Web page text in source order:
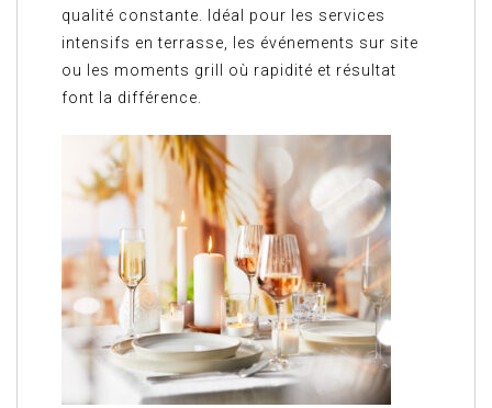
qualité constante. Idéal pour les services
intensifs en terrasse, les événements sur site
ou les moments grill où rapidité et résultat
font la différence.